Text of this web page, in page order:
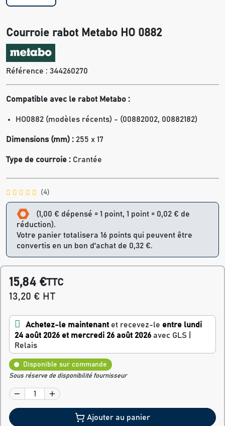
Courroie rabot Metabo HO 0882
Référence : 344260270
Compatible avec le rabot Metabo :
HO0882 (modèles récents) - (00882002, 00882182)
Dimensions (mm) : 255 x 17
Type de courroie : Crantée
(4)
(1,00 € dépensé = 1 point, 1 point = 0,02 € de
réduction).
Votre panier totalisera 16 points qui peuvent être
convertis en un bon d'achat de 0,32 €.
15,84 €TTC
13,20 € HT
Achetez-le maintenant et recevez-le entre lundi
24 août 2026 et mercredi 26 août 2026 avec GLS |
Relais
Disponible sur commande
Sous réserve de disponibilité fournisseur
Ajouter au panier